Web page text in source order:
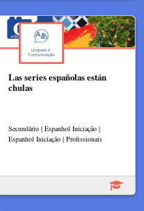
Las series españolas están
chulas
Secundário | Espanhol Iniciação |
Espanhol Iniciação | Profissionais